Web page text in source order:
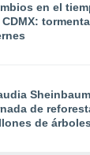
en el
CDMX:
de
de